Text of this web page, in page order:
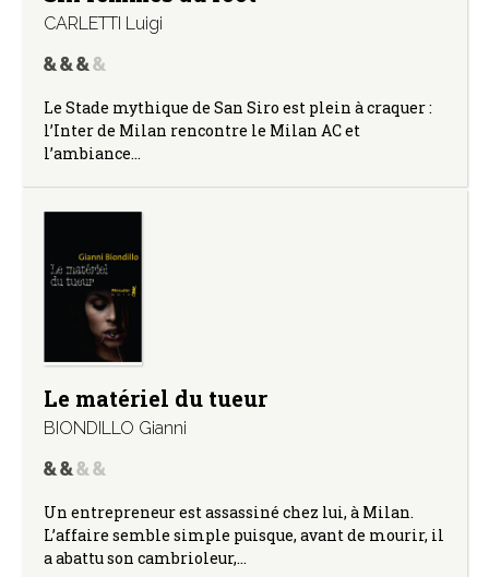
CARLETTI Luigi
Le Stade mythique de San Siro est plein à craquer :
l’Inter de Milan rencontre le Milan AC et
l’ambiance…
Le matériel du tueur
BIONDILLO Gianni
Un entrepreneur est assassiné chez lui, à Milan.
L’affaire semble simple puisque, avant de mourir, il
a abattu son cambrioleur,…